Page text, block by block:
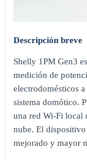
Descripción breve
Shelly 1PM Gen3
medición de
electrodomésticos
sistema domótico.
una red Wi-Fi local
nube. El
mejorado y mayor